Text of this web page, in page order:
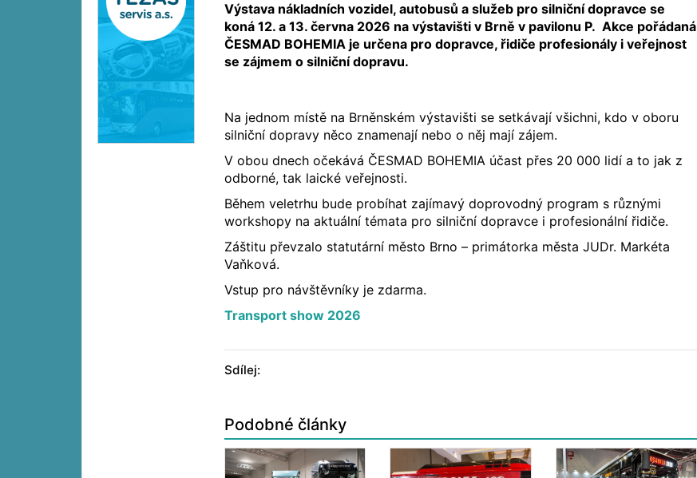
Výstava nákladních vozidel, autobusů a služeb pro silniční dopravce se
koná 12. a 13. června 2026 na výstavišti v Brně v pavilonu P. Akce pořádaná
ČESMAD BOHEMIA je určena pro dopravce, řidiče profesionály i veřejnost
se zájmem o silniční dopravu.
Na jednom místě na Brněnském výstavišti se setkávají všichni, kdo v oboru
silniční dopravy něco znamenají nebo o něj mají zájem.
V obou dnech očekává ČESMAD BOHEMIA účast přes 20 000 lidí a to jak z
odborné, tak laické veřejnosti.
Během veletrhu bude probíhat zajímavý doprovodný program s různými
workshopy na aktuální témata pro silniční dopravce i profesionální řidiče.
Záštitu převzalo statutární město Brno – primátorka města JUDr. Markéta
Vaňková.
Vstup pro návštěvníky je zdarma.
Transport show 2026
Sdílej:
Podobné články